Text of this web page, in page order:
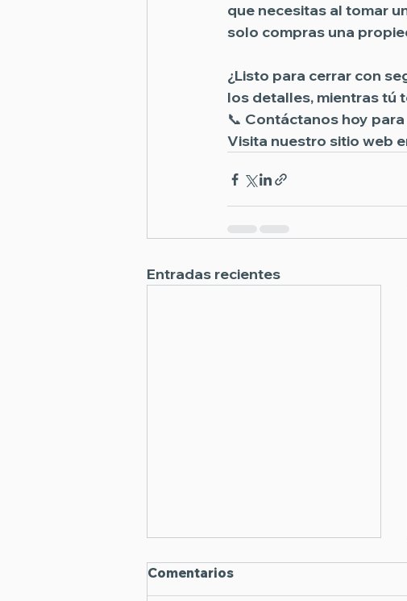
que necesitas al tomar
solo compras una
¿Listo para cerrar con
los detalles, mientras tú
📞 Contáctanos hoy
Visita nuestro sitio web
Entradas recientes
Comentarios